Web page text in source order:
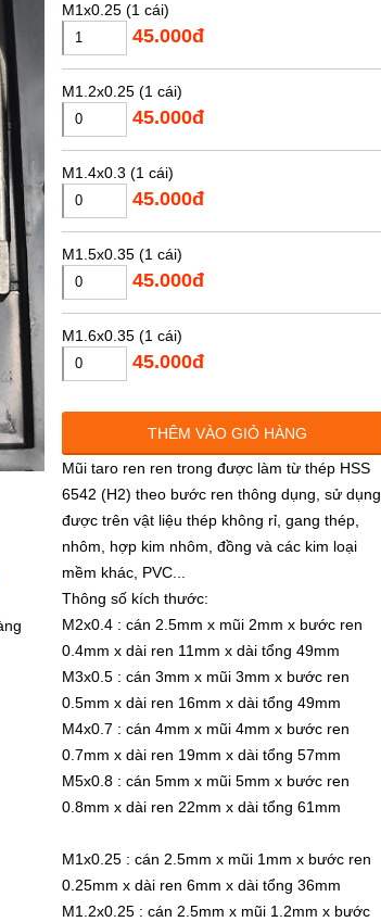
M1x0.25 (1 cái)
45.000đ
M1.2x0.25 (1 cái)
45.000đ
M1.4x0.3 (1 cái)
45.000đ
M1.5x0.35 (1 cái)
45.000đ
M1.6x0.35 (1 cái)
45.000đ
M1.7x0.35 (1 cái)
45.000đ
M1.8x0.35 (1 cái)
45.000đ
M2x0.4 (1 cái)
45.000đ
M3x0.5 (1 cái)
49.000đ
45.000đ
THÊM VÀO GIỎ HÀNG
Mũi taro ren ren trong được làm từ thép HSS
6542 (H2) theo bước ren thông dụng, sử dụng
được trên vật liệu thép không rỉ, gang thép,
nhôm, hợp kim nhôm, đồng và các kim loại
mềm khác, PVC...
Thông số kích thước:
M2x0.4 : cán 2.5mm x mũi 2mm x bước ren
0.4mm x dài ren 11mm x dài tổng 49mm
M3x0.5 : cán 3mm x mũi 3mm x bước ren
0.5mm x dài ren 16mm x dài tổng 49mm
M4x0.7 : cán 4mm x mũi 4mm x bước ren
0.7mm x dài ren 19mm x dài tổng 57mm
M5x0.8 : cán 5mm x mũi 5mm x bước ren
0.8mm x dài ren 22mm x dài tổng 61mm
M1x0.25 : cán 2.5mm x mũi 1mm x bước ren
0.25mm x dài ren 6mm x dài tổng 36mm
M1.2x0.25 : cán 2.5mm x mũi 1.2mm x bước